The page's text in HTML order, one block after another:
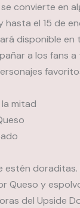
convierte en
el 15 de
disponible
a los fans
mitad
estén
Queso y
del Upside